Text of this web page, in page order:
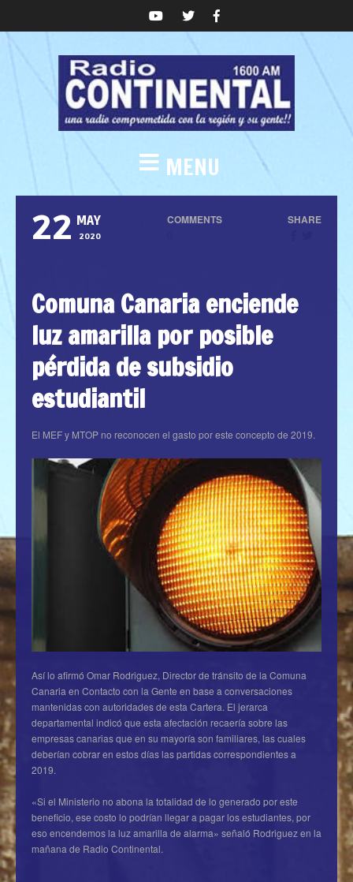
MENU
22 MAY
2020
COMMENTS SHARE
Comuna Canaria enciende
luz amarilla por posible
pérdida de subsidio
estudiantil
El MEF y MTOP no reconocen el gasto por este concepto de 2019.
Así lo afirmó Omar Rodriguez, Director de tránsito de la Comuna
Canaria en Contacto con la Gente en base a conversaciones
mantenidas con autoridades de esta Cartera. El jerarca
departamental indicó que esta afectación recaería sobre las
empresas canarias que en su mayoría son familiares, las cuales
deberían cobrar en estos días las partidas correspondientes a
2019.
«Si el Ministerio no abona la totalidad de lo generado por este
beneficio, ese costo lo podrían llegar a pagar los estudiantes, por
eso encendemos la luz amarilla de alarma» señaló Rodriguez en la
mañana de Radio Continental.